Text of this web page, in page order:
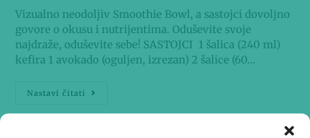
Vizualno neodoljiv Smoothie Bowl, a sastojci dovoljno
govore o okusu i nutrijentima. Oduševite svoje
najdraže, oduševite sebe! SASTOJCI 1 šalica (240 ml)
kefira 1 avokado (oguljen, izrezan) 2 šalice (60…
Nastavi čitati